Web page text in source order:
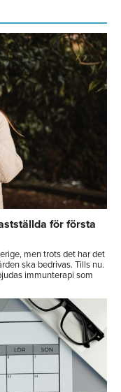
för första
men trots det har det
ska bedrivas. Tills nu.
immunterapi som